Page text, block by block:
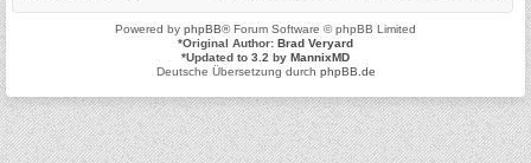
Powered by phpBB® Forum Software © phpBB Limited
*Original Author: Brad Veryard
*Updated to 3.2 by MannixMD
Deutsche Übersetzung durch phpBB.de